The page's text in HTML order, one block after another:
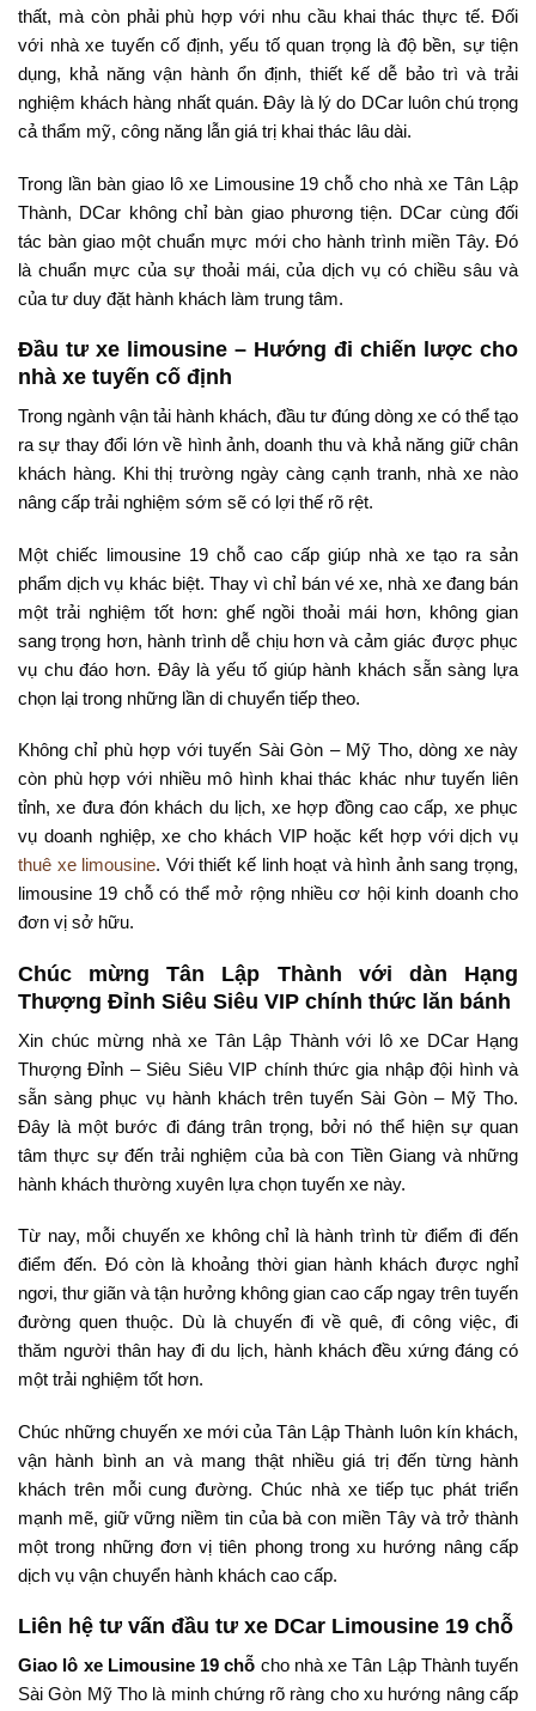
thất, mà còn phải phù hợp với nhu cầu khai thác thực tế. Đối
với nhà xe tuyến cố định, yếu tố quan trọng là độ bền, sự tiện
dụng, khả năng vận hành ổn định, thiết kế dễ bảo trì và trải
nghiệm khách hàng nhất quán. Đây là lý do DCar luôn chú trọng
cả thẩm mỹ, công năng lẫn giá trị khai thác lâu dài.
Trong lần bàn giao lô xe Limousine 19 chỗ cho nhà xe Tân Lập
Thành, DCar không chỉ bàn giao phương tiện. DCar cùng đối
tác bàn giao một chuẩn mực mới cho hành trình miền Tây. Đó
là chuẩn mực của sự thoải mái, của dịch vụ có chiều sâu và
của tư duy đặt hành khách làm trung tâm.
Đầu tư xe limousine – Hướng đi chiến lược cho
nhà xe tuyến cố định
Trong ngành vận tải hành khách, đầu tư đúng dòng xe có thể tạo
ra sự thay đổi lớn về hình ảnh, doanh thu và khả năng giữ chân
khách hàng. Khi thị trường ngày càng cạnh tranh, nhà xe nào
nâng cấp trải nghiệm sớm sẽ có lợi thế rõ rệt.
Một chiếc limousine 19 chỗ cao cấp giúp nhà xe tạo ra sản
phẩm dịch vụ khác biệt. Thay vì chỉ bán vé xe, nhà xe đang bán
một trải nghiệm tốt hơn: ghế ngồi thoải mái hơn, không gian
sang trọng hơn, hành trình dễ chịu hơn và cảm giác được phục
vụ chu đáo hơn. Đây là yếu tố giúp hành khách sẵn sàng lựa
chọn lại trong những lần di chuyển tiếp theo.
Không chỉ phù hợp với tuyến Sài Gòn – Mỹ Tho, dòng xe này
còn phù hợp với nhiều mô hình khai thác khác như tuyến liên
tỉnh, xe đưa đón khách du lịch, xe hợp đồng cao cấp, xe phục
vụ doanh nghiệp, xe cho khách VIP hoặc kết hợp với dịch vụ
thuê xe limousine. Với thiết kế linh hoạt và hình ảnh sang trọng,
limousine 19 chỗ có thể mở rộng nhiều cơ hội kinh doanh cho
đơn vị sở hữu.
Chúc mừng Tân Lập Thành với dàn Hạng
Thượng Đỉnh Siêu Siêu VIP chính thức lăn bánh
Xin chúc mừng nhà xe Tân Lập Thành với lô xe DCar Hạng
Thượng Đỉnh – Siêu Siêu VIP chính thức gia nhập đội hình và
sẵn sàng phục vụ hành khách trên tuyến Sài Gòn – Mỹ Tho.
Đây là một bước đi đáng trân trọng, bởi nó thể hiện sự quan
tâm thực sự đến trải nghiệm của bà con Tiền Giang và những
hành khách thường xuyên lựa chọn tuyến xe này.
Từ nay, mỗi chuyến xe không chỉ là hành trình từ điểm đi đến
điểm đến. Đó còn là khoảng thời gian hành khách được nghỉ
ngơi, thư giãn và tận hưởng không gian cao cấp ngay trên tuyến
đường quen thuộc. Dù là chuyến đi về quê, đi công việc, đi
thăm người thân hay đi du lịch, hành khách đều xứng đáng có
một trải nghiệm tốt hơn.
Chúc những chuyến xe mới của Tân Lập Thành luôn kín khách,
vận hành bình an và mang thật nhiều giá trị đến từng hành
khách trên mỗi cung đường. Chúc nhà xe tiếp tục phát triển
mạnh mẽ, giữ vững niềm tin của bà con miền Tây và trở thành
một trong những đơn vị tiên phong trong xu hướng nâng cấp
dịch vụ vận chuyển hành khách cao cấp.
Liên hệ tư vấn đầu tư xe DCar Limousine 19 chỗ
Giao lô xe Limousine 19 chỗ cho nhà xe Tân Lập Thành tuyến
Sài Gòn Mỹ Tho là minh chứng rõ ràng cho xu hướng nâng cấp